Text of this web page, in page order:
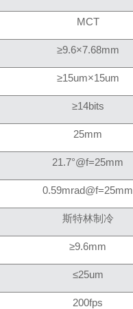
MCT
≥9.6×7.68mm
≥15um×15um
≥14bits
25mm
21.7°@f=25mm
0.59mrad@f=25mm
斯特林制冷
≥9.6mm
≤25um
200fps